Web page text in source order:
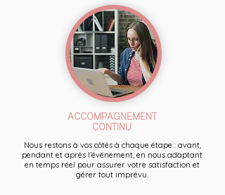
ACCOMPAGNEMENT
CONTINU
Nous restons à vos côtés à chaque étape : avant,
pendant et après l’événement, en nous adaptant
en temps réel pour assurer votre satisfaction et
gérer tout imprévu.